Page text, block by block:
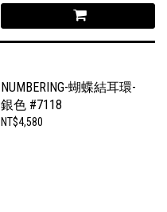
NUMBERING-蝴蝶結耳環-
銀色 #7118
NT$4,580